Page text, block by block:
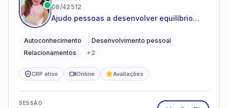
08/42512
Ajudo pessoas a desenvolver equilíbrio
Autoconhecimento
Desenvolvimento pessoal
Relacionamentos
+2
CRP ativo Online Avaliações
SESSÃO